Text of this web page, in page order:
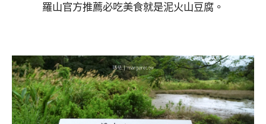
羅山官方推薦必吃美食就是泥火山豆腐。